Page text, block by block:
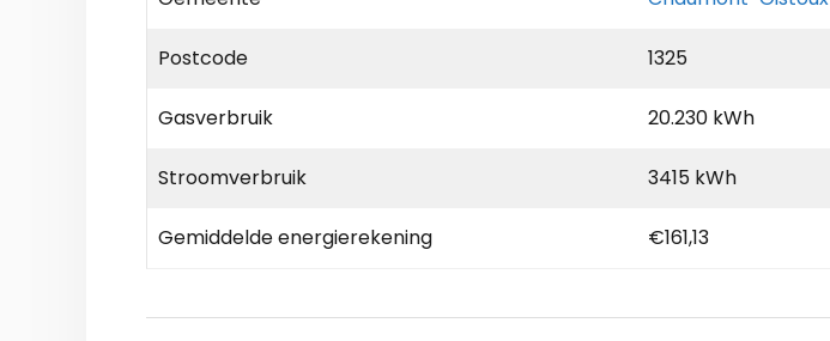
Postcode 1325
Gasverbruik 20.230 kWh
Stroomverbruik 3415 kWh
Gemiddelde energierekening €161,13